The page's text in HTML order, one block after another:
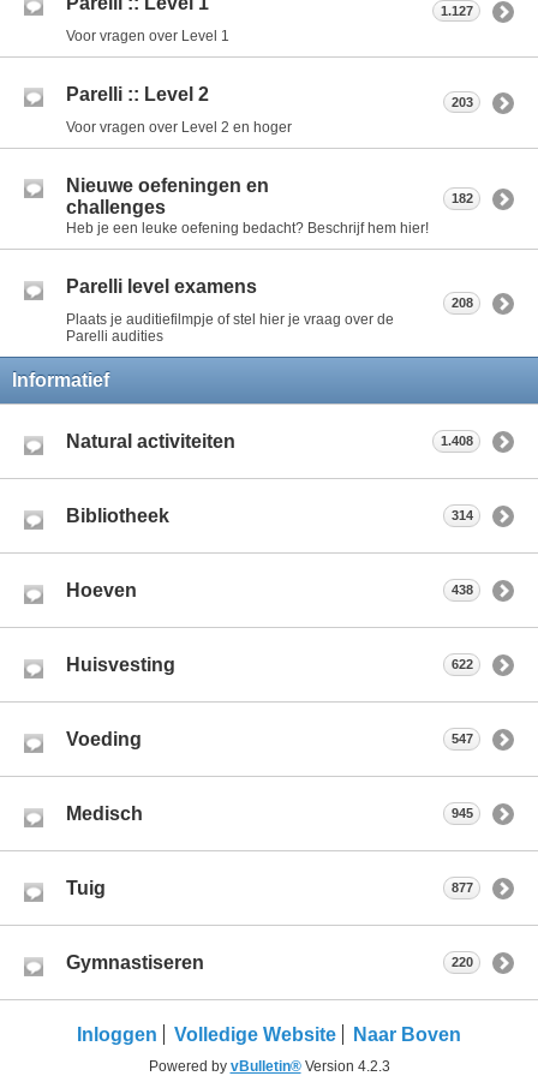
Voor vragen over Level 1
1.127
Parelli :: Level 2
Voor vragen over Level 2 en hoger
203
Nieuwe oefeningen en
challenges
Heb je een leuke oefening bedacht? Beschrijf hem hier!
182
Parelli level examens
Plaats je auditiefilmpje of stel hier je vraag over de
Parelli audities
208
Informatief
Natural activiteiten 1.408
Bibliotheek 314
Hoeven 438
Huisvesting 622
Voeding 547
Medisch 945
Tuig 877
Gymnastiseren 220
Inloggen Volledige Website Naar Boven
Powered by vBulletin®Version 4.2.3